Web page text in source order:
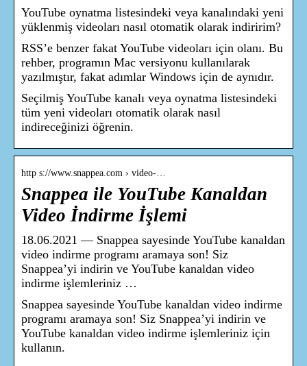
YouTube oynatma listesindeki veya kanalındaki yeni
yüklenmiş videoları nasıl otomatik olarak indiririm?
RSS’e benzer fakat YouTube videoları için olanı. Bu
rehber, programın Mac versiyonu kullanılarak
yazılmıştır, fakat adımlar Windows için de aynıdır.
Seçilmiş YouTube kanalı veya oynatma listesindeki
tüm yeni videoları otomatik olarak nasıl
indireceğinizi öğrenin.
http s://www.snappea.com › video-…
Snappea ile YouTube Kanaldan
Video İndirme İşlemi
18.06.2021 — Snappea sayesinde YouTube kanaldan
video indirme programı aramaya son! Siz
Snappea’yi indirin ve YouTube kanaldan video
indirme işlemleriniz …
Snappea sayesinde YouTube kanaldan video indirme
programı aramaya son! Siz Snappea’yi indirin ve
YouTube kanaldan video indirme işlemleriniz için
kullanın.